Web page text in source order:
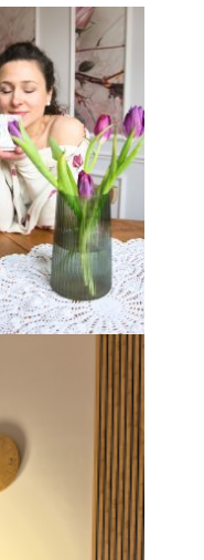
które rozbudzą twoją
przywrócą lekkość ciału.
energię i wprowadzą cię
twoje ciało od
sercem.
ul. Pomorska 68A,
w wysokości 60 zł za
koszty najmu, mediów,
– prosimy o jego